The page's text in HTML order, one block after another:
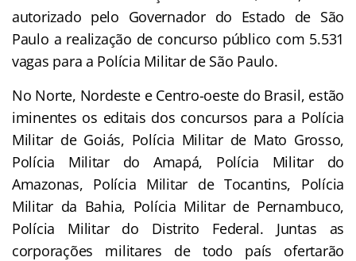
autorizado pelo Governador do Estado de São
Paulo a realização de concurso público com 5.531
vagas para a Polícia Militar de São Paulo.
No Norte, Nordeste e Centro-oeste do Brasil, estão
iminentes os editais dos concursos para a Polícia
Militar de Goiás, Polícia Militar de Mato Grosso,
Polícia Militar do Amapá, Polícia Militar do
Amazonas, Polícia Militar de Tocantins, Polícia
Militar da Bahia, Polícia Militar de Pernambuco,
Polícia Militar do Distrito Federal. Juntas as
corporações militares de todo país ofertarão